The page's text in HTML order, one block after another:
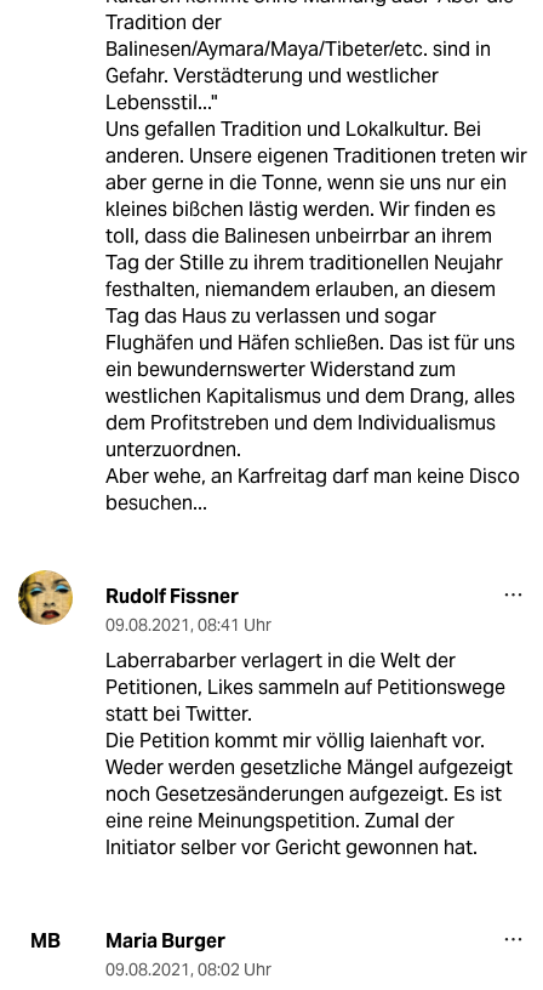
Tradition der
Balinesen/Aymara/Maya/Tibeter/etc. sind in
Gefahr. Verstädterung und westlicher
Lebensstil..."
Uns gefallen Tradition und Lokalkultur. Bei
anderen. Unsere eigenen Traditionen treten wir
aber gerne in die Tonne, wenn sie uns nur ein
kleines bißchen lästig werden. Wir finden es
toll, dass die Balinesen unbeirrbar an ihrem
Tag der Stille zu ihrem traditionellen Neujahr
festhalten, niemandem erlauben, an diesem
Tag das Haus zu verlassen und sogar
Flughäfen und Häfen schließen. Das ist für uns
ein bewundernswerter Widerstand zum
westlichen Kapitalismus und dem Drang, alles
dem Profitstreben und dem Individualismus
unterzuordnen.
Aber wehe, an Karfreitag darf man keine Disco
besuchen...
Rudolf Fissner
09.08.2021, 08:41 Uhr
Laberrabarber verlagert in die Welt der
Petitionen, Likes sammeln auf Petitionswege
statt bei Twitter.
Die Petition kommt mir völlig laienhaft vor.
Weder werden gesetzliche Mängel aufgezeigt
noch Gesetzesänderungen aufgezeigt. Es ist
eine reine Meinungspetition. Zumal der
Initiator selber vor Gericht gewonnen hat.
MB Maria Burger
09.08.2021, 08:02 Uhr